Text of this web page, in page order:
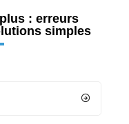
: erreurs
simples